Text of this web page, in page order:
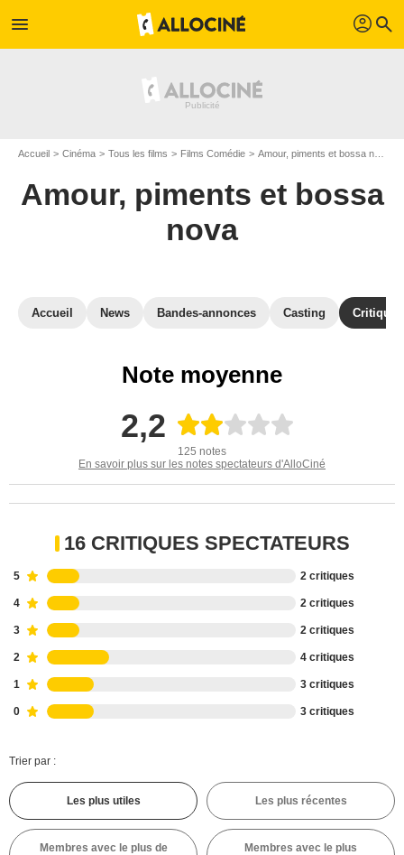
menu profil search
Accueil Cinéma Tous les films Films Comédie Amour, piments et bossa nova
Amour, piments et bossa
nova
Accueil News Bandes-annonces Casting
Note moyenne
2,2
125 notes
En savoir plus sur les notes spectateurs d'AlloCiné
16 CRITIQUES SPECTATEURS
5 2 critiques
4 2 critiques
3 2 critiques
2 4 critiques
1 3 critiques
0 3 critiques
Trier par :
Les plus utiles Les plus récentes
Membres avec le plus de
Membres avec le plus